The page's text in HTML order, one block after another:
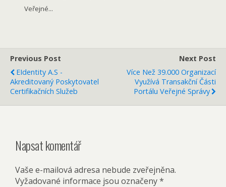
Veřejné...
Previous Post
EIdentity A.s -
Akreditovaný Poskytovatel
Certifikačních Služeb
Next Post
Více Než 39.000 Organizací
Využívá Transakční Části
Portálu Veřejné Správy
Napsat komentář
Vaše e-mailová adresa nebude zveřejněna.
Vyžadované informace jsou označeny*